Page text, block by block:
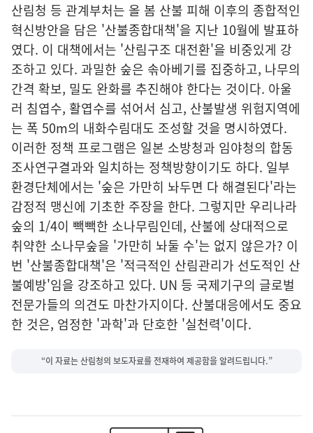
산림청 등 관계부처는 올 봄 산불 피해 이후의 종합적인
혁신방안을 담은 '산불종합대책'을 지난 10월에 발표하
였다. 이 대책에서는 '산림구조 대전환'을 비중있게 강
조하고 있다. 과밀한 숲은 솎아베기를 집중하고, 나무의
간격 확보, 밀도 완화를 추진해야 한다는 것이다. 아울
러 침엽수, 활엽수를 섞어서 심고, 산불발생 위험지역에
는 폭 50m의 내화수림대도 조성할 것을 명시하였다.
이러한 정책 프로그램은 일본 소방청과 임야청의 합동
조사연구결과와 일치하는 정책방향이기도 하다. 일부
환경단체에서는 '숲은 가만히 놔두면 다 해결된다'라는
감정적 맹신에 기초한 주장을 한다. 그렇지만 우리나라
숲의 1/4이 빽빽한 소나무림인데, 산불에 상대적으로
취약한 소나무숲을 '가만히 놔둘 수'는 없지 않은가? 이
번 '산불종합대책'은 '적극적인 산림관리가 선도적인 산
불예방'임을 강조하고 있다. UN 등 국제기구의 글로벌
전문가들의 의견도 마찬가지이다. 산불대응에서도 중요
한 것은, 엄정한 '과학'과 단호한 '실천력'이다.
“이 자료는 산림청의 보도자료를 전재하여 제공함을 알려드립니다.”